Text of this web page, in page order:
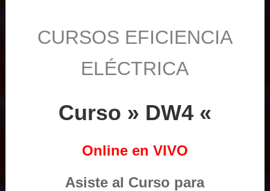
CURSOS EFICIENCIA
ELÉCTRICA
Curso » DW4 «
Online en VIVO
Asiste al Curso para